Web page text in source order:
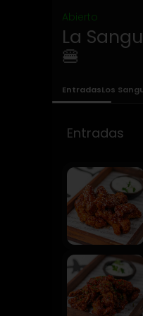
Abierto
La
🍔
EntradasLos
Entradas